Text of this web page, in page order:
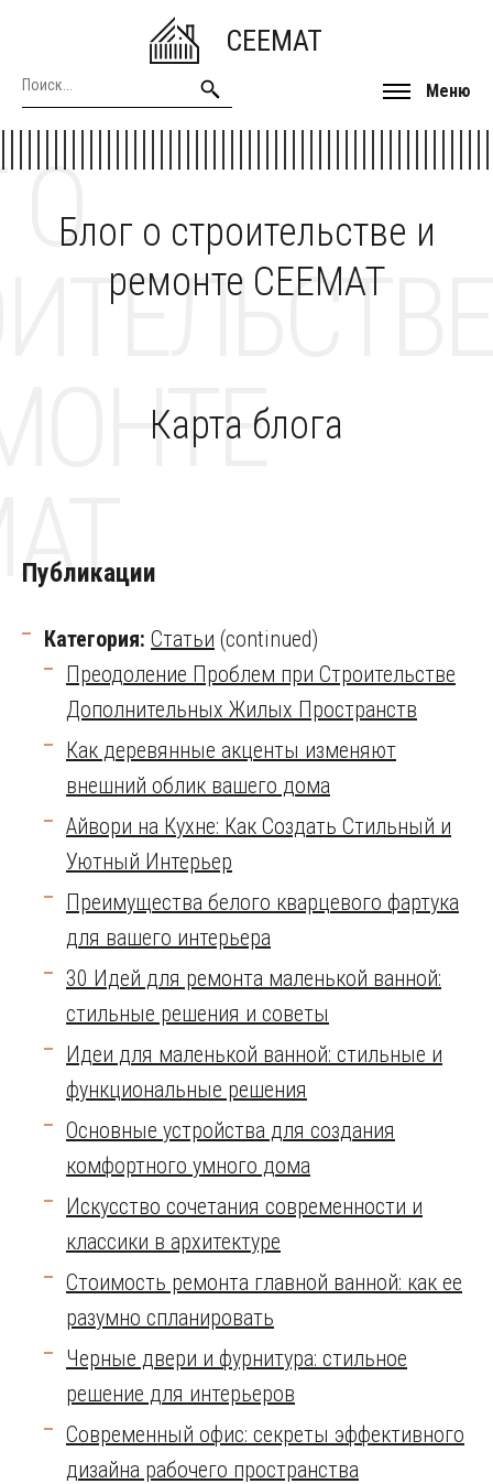
CEEMAT
Меню
Блог о строительстве и
ремонте CEEMAT
О
Карта блога
Публикации
Категория: Статьи (continued)
Преодоление Проблем при Строительстве
Дополнительных Жилых Пространств
Как деревянные акценты изменяют
внешний облик вашего дома
Айвори на Кухне: Как Создать Стильный и
Уютный Интерьер
Преимущества белого кварцевого фартука
для вашего интерьера
30 Идей для ремонта маленькой ванной:
стильные решения и советы
Идеи для маленькой ванной: стильные и
функциональные решения
Основные устройства для создания
комфортного умного дома
Искусство сочетания современности и
классики в архитектуре
Стоимость ремонта главной ванной: как ее
разумно спланировать
Черные двери и фурнитура: стильное
решение для интерьеров
Современный офис: секреты эффективного
дизайна рабочего пространства